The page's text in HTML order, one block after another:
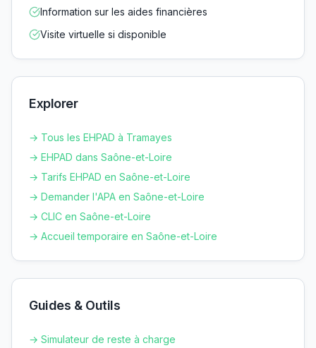
Information sur les aides financières
Visite virtuelle si disponible
Explorer
→ Tous les EHPAD à Tramayes
→ EHPAD dans Saône-et-Loire
→ Tarifs EHPAD en Saône-et-Loire
→ Demander l'APA en Saône-et-Loire
→ CLIC en Saône-et-Loire
→ Accueil temporaire en Saône-et-Loire
Guides & Outils
→ Simulateur de reste à charge